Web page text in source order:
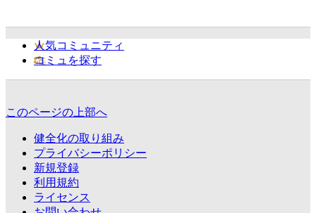
人気コミュニティ
コミュを探す
このページの上部へ
健全化の取り組み
プライバシーポリシー
新規登録
利用規約
ライセンス